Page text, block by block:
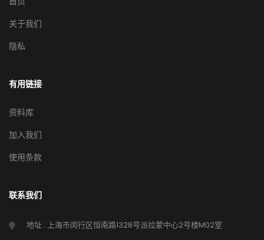
关于我们
隐私
有用链接
资料库
加入我们
使用条款
联系我们
地址 : 上海市闵行区恒南路1328号派拉蒙中心2号楼M02室